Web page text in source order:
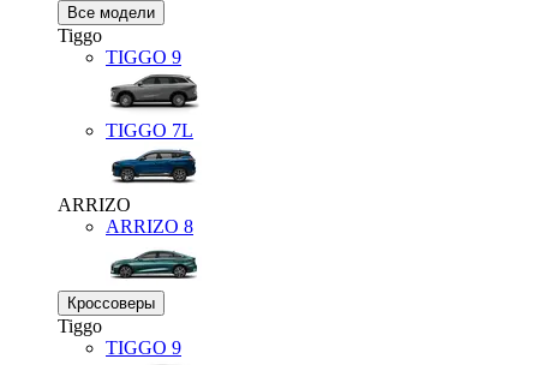
Все модели
Tiggo
TIGGO 9
TIGGO 7L
ARRIZO
ARRIZO 8
Кроссоверы
Tiggo
TIGGO 9